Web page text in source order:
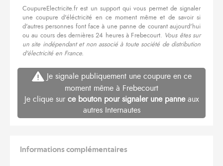
CoupureElectricite.fr est un support qui vous permet de signaler
une coupure d'éléctricité en ce moment même et de savoir si
d'autres personnes font face à une panne de courant aujourd'hui
ou au cours des dernières 24 heures à Frebecourt. Vous êtes sur
un site indépendant et non associé à toute société de distribution
d'électricité en France.
Je signale publiquement une coupure en ce
moment même à Frebecourt
Je clique sur ce bouton pour signaler une panneaux
autres Internautes
Informations complémentaires